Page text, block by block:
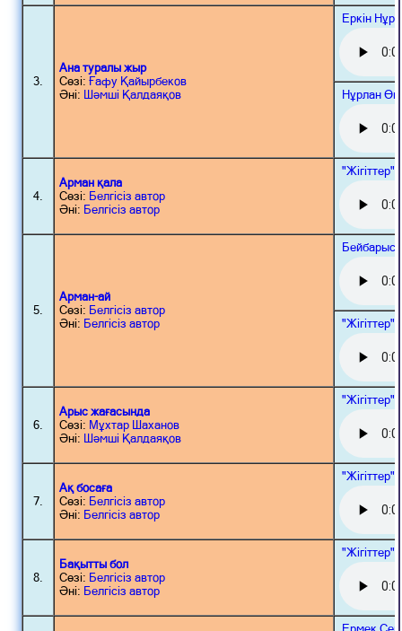
3.
Ана туралы жыр
Сөзі: Ғафу Қайырбеков
Әні: Шәмші Қалдаяқов
Еркін
Нұрлан
4.
Арман қала
Сөзі: Белгісіз автор
Әні: Белгісіз автор
"Жігіттер"
5.
Арман-ай
Сөзі: Белгісіз автор
Әні: Белгісіз автор
Бейбарыс
"Жігіттер"
6.
Арыс жағасында
Сөзі: Мұхтар Шаханов
Әні: Шәмші Қалдаяқов
"Жігіттер"
7.
Ақ босаға
Сөзі: Белгісіз автор
Әні: Белгісіз автор
"Жігіттер"
8.
Бақытты бол
Сөзі: Белгісіз автор
Әні: Белгісіз автор
"Жігіттер"